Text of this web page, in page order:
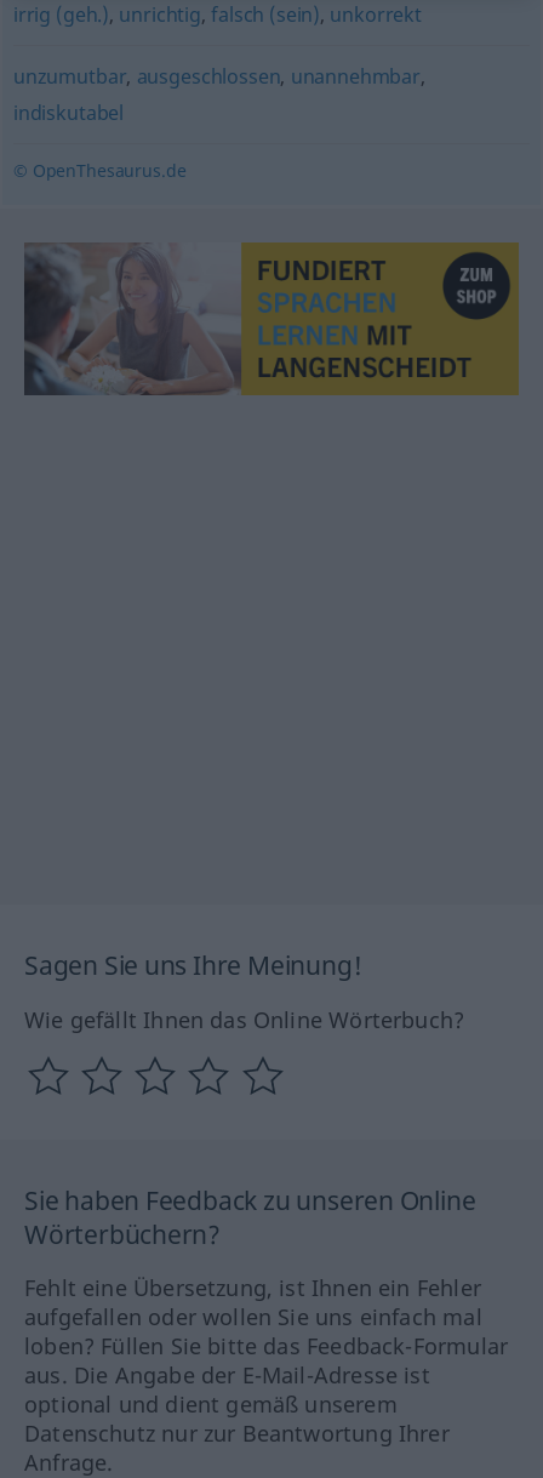
irrig (geh.), unrichtig,falsch (sein), unkorrekt
unzumutbar, ausgeschlossen, unannehmbar,
indiskutabel
© OpenThesaurus.de
Sagen Sie uns Ihre Meinung!
Wie gefällt Ihnen das Online Wörterbuch?
Sie haben Feedback zu unseren Online
Wörterbüchern?
Fehlt eine Übersetzung, ist Ihnen ein Fehler
aufgefallen oder wollen Sie uns einfach mal
loben? Füllen Sie bitte das Feedback-Formular
aus. Die Angabe der E-Mail-Adresse ist
optional und dient gemäß unserem
Datenschutz nur zur Beantwortung Ihrer
Anfrage.